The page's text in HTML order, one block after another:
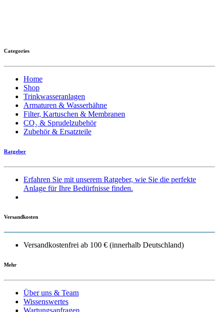
Categories
Home
Shop
Trinkwasseranlagen
Armaturen & Wasserhähne
Filter, Kartuschen & Membranen
CO₂ & Sprudelzubehör
Zubehör & Ersatzteile
Ratgeber
Erfahren Sie mit unserem Ratgeber, wie Sie die perfekte
Anlage für Ihre Bedürfnisse finden.
Versandkosten
Versandkostenfrei ab 100 € (innerhalb Deutschland)
Mehr
Über uns & Team
Wissenswertes
Wartungsanfragen